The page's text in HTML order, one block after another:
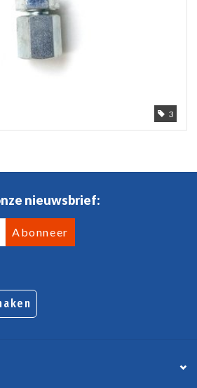
3
nieuwsbrief:
Abonneer